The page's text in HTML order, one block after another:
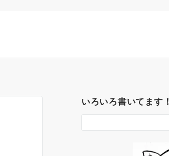
いろいろ書いてます！